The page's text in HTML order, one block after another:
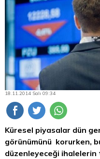
18.11.2014 Salı 09:34
Küresel piyasalar dün
görünümünü korurken,
düzenleyeceği